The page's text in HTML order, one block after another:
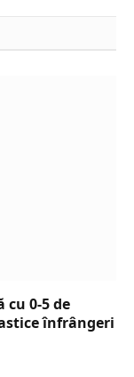
cu 0-5 de
înfrângeri